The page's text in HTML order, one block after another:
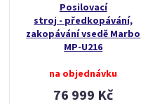
Posilovací
stroj - předkopávání,
zakopávání vsedě Marbo
MP-U216
na objednávku
76 999 Kč